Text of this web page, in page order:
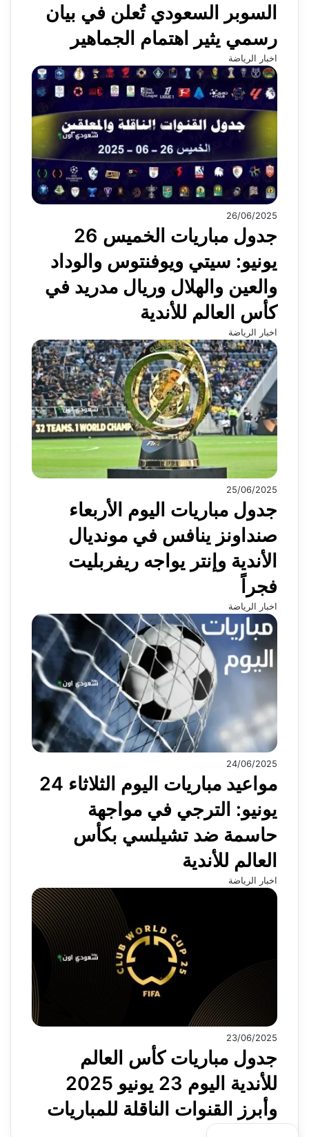
السوبر السعودي تُعلن في بيان
رسمي يثير اهتمام الجماهير
اخبار الرياضة
26/06/2025
جدول مباريات الخميس 26
يونيو: سيتي ويوفنتوس والوداد
والعين والهلال وريال مدريد في
كأس العالم للأندية
اخبار الرياضة
25/06/2025
جدول مباريات اليوم الأربعاء
صنداونز ينافس في مونديال
الأندية وإنتر يواجه ريفربليت
فجراً
اخبار الرياضة
24/06/2025
مواعيد مباريات اليوم الثلاثاء 24
يونيو: الترجي في مواجهة
حاسمة ضد تشيلسي بكأس
العالم للأندية
اخبار الرياضة
23/06/2025
جدول مباريات كأس العالم
للأندية اليوم 23 يونيو 2025
وأبرز القنوات الناقلة للمباريات